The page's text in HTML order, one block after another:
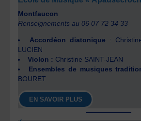
Montfaucon
Renseignements au 06 07 72 34 33
Accordéon diatonique :
LUCIEN
Violon : Christine SAINT-JEAN
Ensembles de musiques
BOURET
EN SAVOIR PLUS